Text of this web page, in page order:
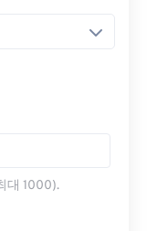
대 1000).